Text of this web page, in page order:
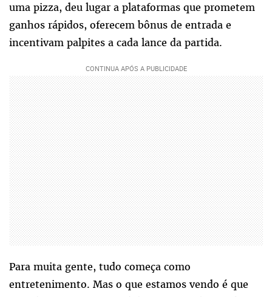
uma pizza, deu lugar a plataformas que prometem
ganhos rápidos, oferecem bônus de entrada e
incentivam palpites a cada lance da partida.
Para muita gente, tudo começa como
entretenimento. Mas o que estamos vendo é que